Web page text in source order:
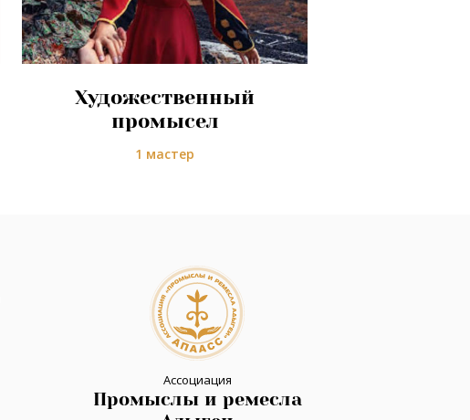
Художественный
промысел
1 мастер
Ассоциация
Промыслы и ремесла